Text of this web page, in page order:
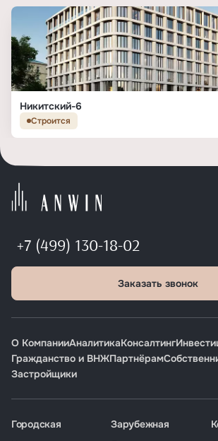
Никитский-6
Строится
+7 (499) 130-18-02
Заказать звонок
О КомпанииАналитикаКонсалтинг
Гражданство и ВНЖПартнёрам
Застройщики
Городская
Зарубежная